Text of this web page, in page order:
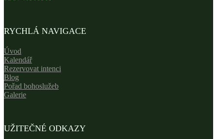
RYCHLÁ NAVIGACE
Úvod
Kalendář
Rezervovat intenci
Blog
Pořad bohoslužeb
Galerie
UŽITEČNÉ ODKAZY